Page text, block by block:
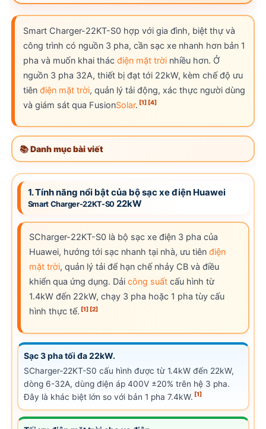
Smart Charger-22KT-S0 hợp với gia đình, biệt thự và
công trình có nguồn 3 pha, cần sạc xe nhanh hơn bản 1
pha và muốn khai thác điện mặt trời nhiều hơn. Ở
nguồn 3 pha 32A, thiết bị đạt tới 22kW, kèm chế độ ưu
tiên điện mặt trời, quản lý tải động, xác thực người dùng
và giám sát qua FusionSolar. [1] [4]
📚 Danh mục bài viết
1. Tính năng nổi bật của bộ sạc xe điện Huawei
Smart Charger-22KT-S0 22kW
SCharger-22KT-S0 là bộ sạc xe điện 3 pha của
Huawei, hướng tới sạc nhanh tại nhà, ưu tiên điện
mặt trời, quản lý tải để hạn chế nhảy CB và điều
khiển qua ứng dụng. Dải công suấtcấu hình từ
1.4kW đến 22kW, chạy 3 pha hoặc 1 pha tùy cấu
hình thực tế. [1] [2]
Sạc 3 pha tối đa 22kW.
SCharger-22KT-S0 cấu hình được từ 1.4kW đến 22kW,
dòng 6-32A, dùng điện áp 400V ±20% trên hệ 3 pha.
Đây là khác biệt lớn so với bản 1 pha 7.4kW. [1]